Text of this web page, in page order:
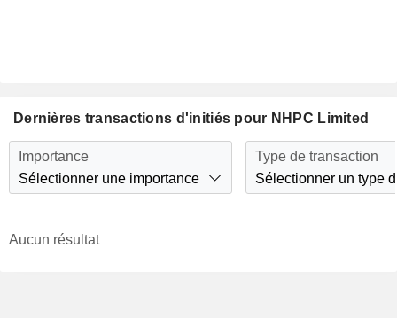
Dernières transactions d'initiés pour NHPC Limited
Importance
Sélectionner une importance
Type de transaction
Sélectionner un type
Aucun résultat